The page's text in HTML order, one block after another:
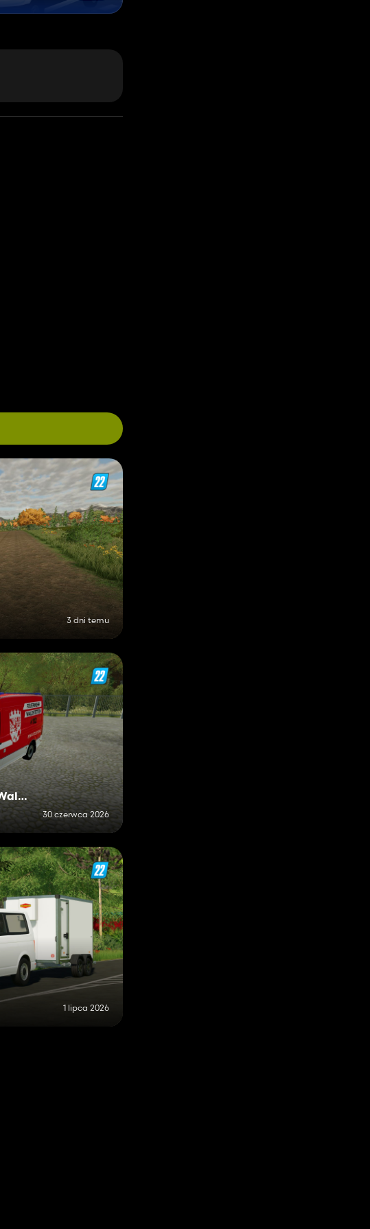
3 dni temu
Volkswagen Crafter ELW 1 od BF Waldstetten
30 czerwca 2026
1 lipca 2026